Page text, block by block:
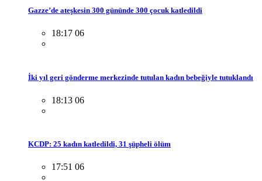
Gazze’de ateşkesin 300 gününde 300 çocuk katledildi
18:17 06
İki yıl geri gönderme merkezinde tutulan kadın bebeğiyle tutuklandı
18:13 06
KCDP: 25 kadın katledildi, 31 şüpheli ölüm
17:51 06